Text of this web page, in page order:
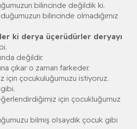
bilincinde değildik ki.
bilincinde olmadığımız
ki derya üçerüdürler deryayı
değildir.
çıkar o zaman farkeder.
için çocukuluğumuzu istiyoruz.
için çocukluğumuz
bilmiş olsaydık çocuk gibi